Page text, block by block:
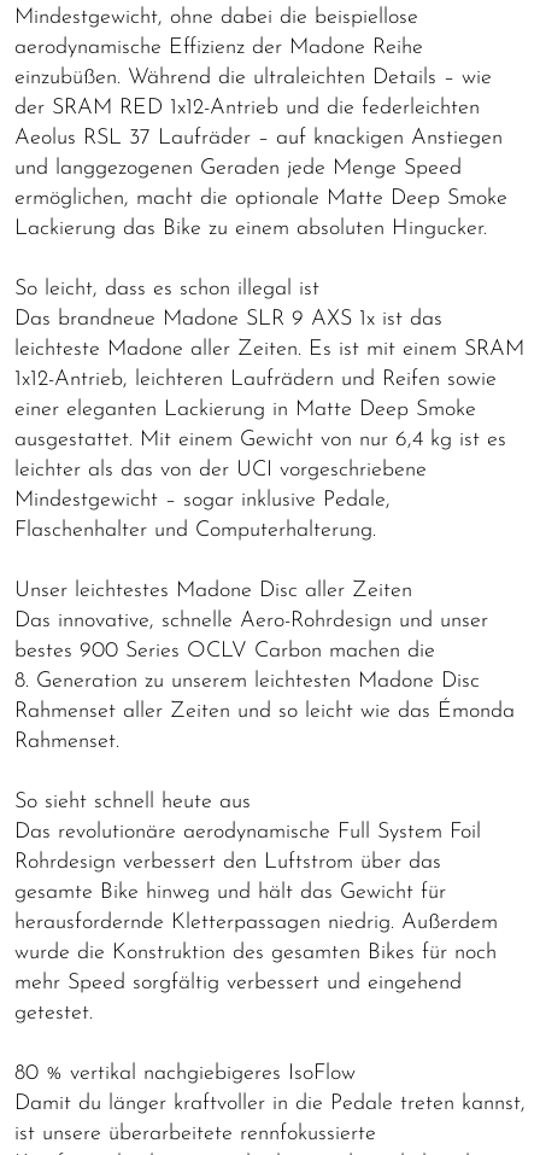
Mindestgewicht, ohne dabei die beispiellose
aerodynamische Effizienz der Madone Reihe
einzubüßen. Während die ultraleichten Details – wie
der SRAM RED 1x12-Antrieb und die federleichten
Aeolus RSL 37 Laufräder – auf knackigen Anstiegen
und langgezogenen Geraden jede Menge Speed
ermöglichen, macht die optionale Matte Deep Smoke
Lackierung das Bike zu einem absoluten Hingucker.
So leicht, dass es schon illegal ist
Das brandneue Madone SLR 9 AXS 1x ist das
leichteste Madone aller Zeiten. Es ist mit einem SRAM
1x12-Antrieb, leichteren Laufrädern und Reifen sowie
einer eleganten Lackierung in Matte Deep Smoke
ausgestattet. Mit einem Gewicht von nur 6,4 kg ist es
leichter als das von der UCI vorgeschriebene
Mindestgewicht – sogar inklusive Pedale,
Flaschenhalter und Computerhalterung.
Unser leichtestes Madone Disc aller Zeiten
Das innovative, schnelle Aero-Rohrdesign und unser
bestes 900 Series OCLV Carbon machen die
8. Generation zu unserem leichtesten Madone Disc
Rahmenset aller Zeiten und so leicht wie das Émonda
Rahmenset.
So sieht schnell heute aus
Das revolutionäre aerodynamische Full System Foil
Rohrdesign verbessert den Luftstrom über das
gesamte Bike hinweg und hält das Gewicht für
herausfordernde Kletterpassagen niedrig. Außerdem
wurde die Konstruktion des gesamten Bikes für noch
mehr Speed sorgfältig verbessert und eingehend
getestet.
80 % vertikal nachgiebigeres IsoFlow
Damit du länger kraftvoller in die Pedale treten kannst,
ist unsere überarbeitete rennfokussierte